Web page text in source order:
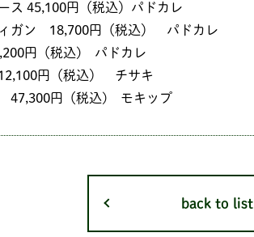
ス 45,100円（税込）パドカレ
ガン 18,700円（税込） パドカレ
円（税込) パドカレ
円（税込） チサキ
47,300円（税込) モキップ
back to list